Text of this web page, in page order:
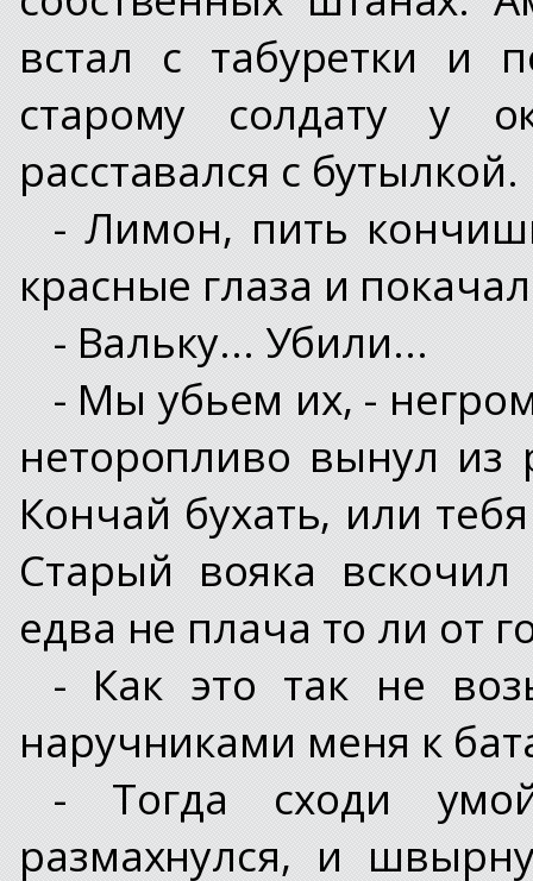
встал с табуретки и
старому солдату у
расставался с бутылкой.
- Лимон, пить
красные глаза и
- Вальку... Убили...
- Мы убьем их, -
неторопливо вынул из
Кончай бухать, или
Старый вояка
едва не плача то ли от
- Как это так не
наручниками меня к
- Тогда сходи
размахнулся, и